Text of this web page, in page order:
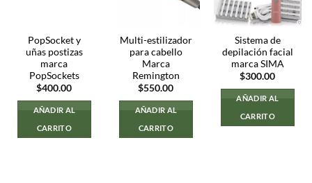
PopSocket y
uñas postizas
marca
PopSockets
$400.00
AÑADIR AL
CARRITO
Multi-estilizador
para cabello
Marca
Remington
$550.00
AÑADIR AL
CARRITO
Sistema de
depilación facial
marca SIMA
$300.00
AÑADIR AL
CARRITO